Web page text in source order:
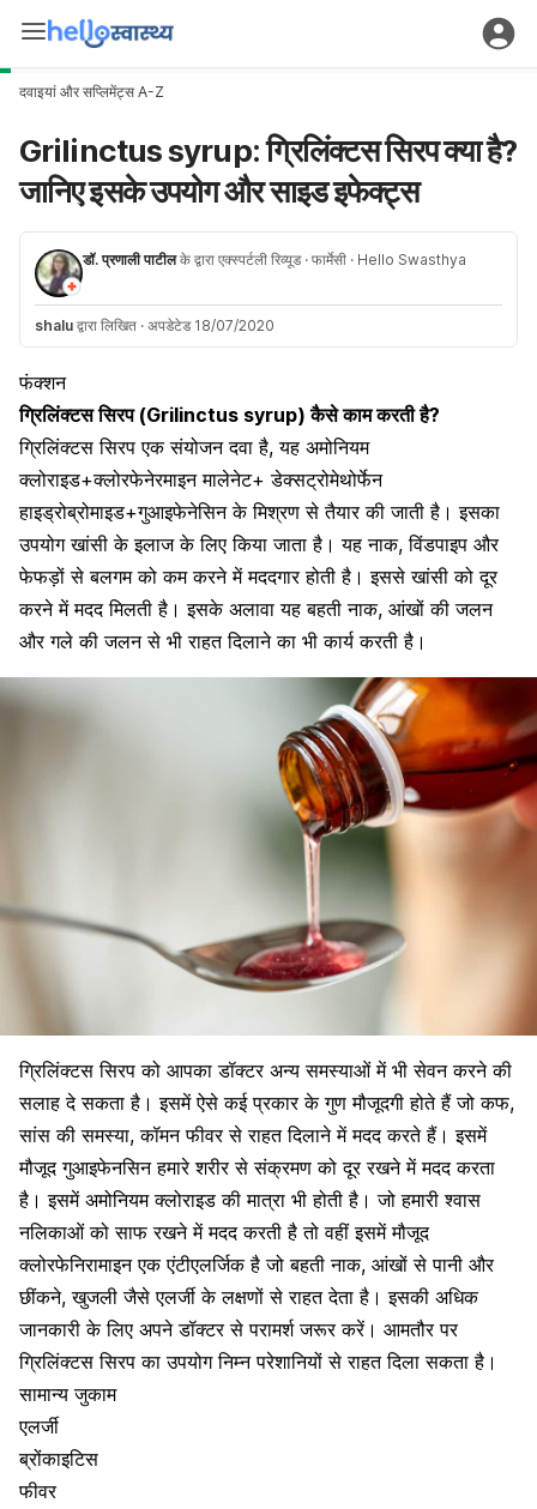
दवाइयां और सप्लिमेंट्स A-Z
Grilinctus syrup: ग्रिलिंक्टस सिरप क्या है?
जानिए इसके उपयोग और साइड इफेक्ट्स
डॉ. प्रणाली पाटीलके द्वारा एक्स्पर्टली रिव्यूड · फार्मेसी · Hello Swasthya
shalu द्वारा लिखित · अपडेटेड 18/07/2020
फंक्शन
ग्रिलिंक्टस सिरप(Grilinctus syrup) कैसे काम करती है?
ग्रिलिंक्टस सिरप एक संयोजन दवा है, यह अमोनियम
क्लोराइड+क्लोरफेनेरमाइनमालेनेट+ डेक्सट्रोमेथोर्फेन
हाइड्रोब्रोमाइड+गुआइफेनेसिन के मिश्रण से तैयार की जाती है। इसका
उपयोग खांसी के इलाज के लिए किया जाता है। यह नाक, विंडपाइप और
फेफड़ों से बलगम को कम करने में मददगार होती है। इससे खांसी को दूर
करने में मदद मिलती है। इसके अलावा यह बहती नाक, आंखों की जलन
और गले की जलन से भी राहत दिलाने का भी कार्य करती है।
ग्रिलिंक्टस सिरप को आपका डॉक्टर अन्य समस्याओं में भी सेवन करने की
सलाह दे सकता है। इसमें ऐसे कई प्रकार के गुण मौजूदगी होते हैं जो कफ,
सांस की समस्या, कॉमन फीवर से राहत दिलाने में मदद करते हैं। इसमें
मौजूद गुआइफेनसिन हमारे शरीर से संक्रमण को दूर रखने में मदद करता
है। इसमें अमोनियम क्लोराइड की मात्रा भी होती है। जो हमारी श्वास
नलिकाओं को साफ रखने में मदद करती है तो वहीं इसमें मौजूद
क्लोरफेनिरामाइन एक एंटीएलर्जिक है जो बहती नाक, आंखों से पानी और
छींकने, खुजली जैसे एलर्जी के लक्षणों से राहत देता है। इसकी अधिक
जानकारी के लिए अपने डॉक्टर से परामर्श जरूर करें। आमतौर पर
ग्रिलिंक्टस सिरप का उपयोग निम्न परेशानियों से राहत दिला सकता है।
सामान्य जुकाम
एलर्जी
ब्रोंकाइटिस
फीवर